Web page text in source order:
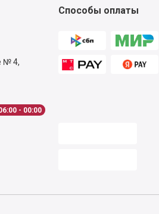
№ 4,
- 00:00
Способы оплаты